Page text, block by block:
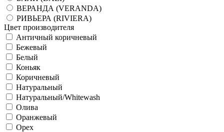
ВЕРАНДА (VERANDA)
РИВЬЕРА (RIVIERA)
Цвет производителя
Античный коричневый
Бежевый
Белый
Коньяк
Коричневый
Натуральный
Натуральный/Whitewash
Олива
Оранжевый
Орех